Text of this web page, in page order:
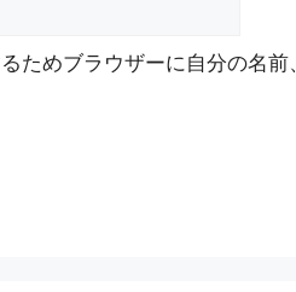
ためブラウザーに自分の名